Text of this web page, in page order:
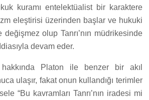
kuramı entelektüalist bir karaktere
eleştirisi üzerinden başlar ve hukuki
olup Tanrı’nın müdrikesinde
devam eder.
Platon ile benzer bir akıl
ulaşır, fakat onun kullandığı terimler
“Bu kavramları Tanrı’nın iradesi mi